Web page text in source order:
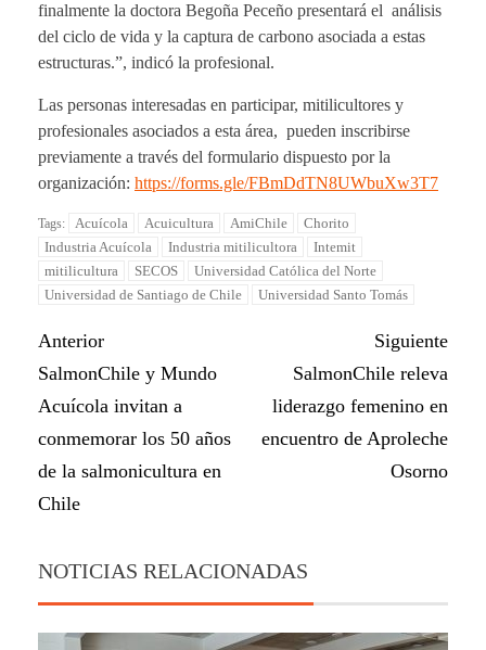
finalmente la doctora Begoña Peceño presentará el análisis
del ciclo de vida y la captura de carbono asociada a estas
estructuras.”, indicó la profesional.
Las personas interesadas en participar, mitilicultores y
profesionales asociados a esta área, pueden inscribirse
previamente a través del formulario dispuesto por la
organización: https://forms.gle/FBmDdTN8UWbuXw3T7
Tags: Acuícola Acuicultura AmiChile
Chorito
Industria Acuícola
Industria mitilicultora
Intemit
mitilicultura
SECOS
Universidad Católica del Norte
Universidad de Santiago de Chile
Universidad Santo Tomás
Anterior
SalmonChile y Mundo
Acuícola invitan a
conmemorar los 50 años
de la salmonicultura en
Chile
Siguiente
SalmonChile releva
liderazgo femenino en
encuentro de Aproleche
Osorno
NOTICIAS RELACIONADAS